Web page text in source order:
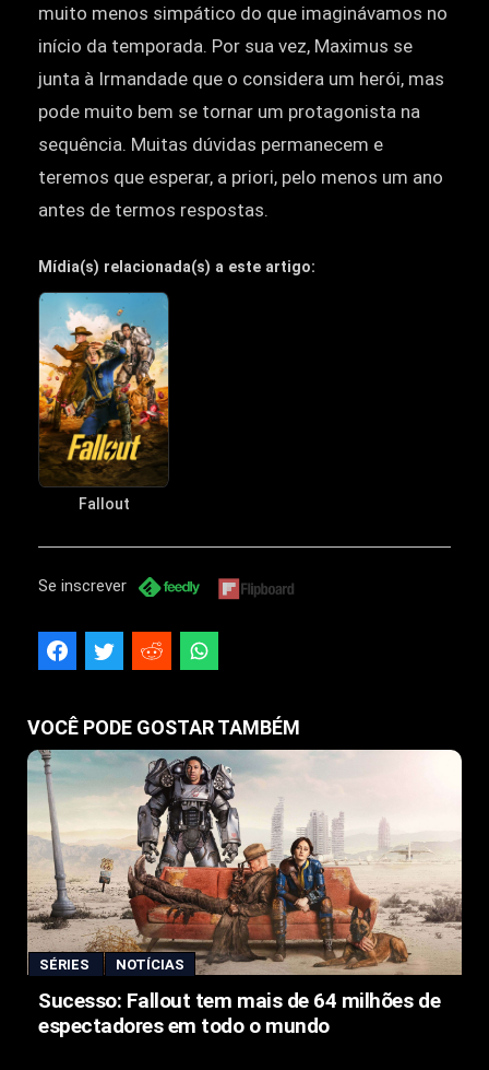
muito menos simpático do que imaginávamos no
início da temporada. Por sua vez, Maximus se
junta à Irmandade que o considera um herói, mas
pode muito bem se tornar um protagonista na
sequência. Muitas dúvidas permanecem e
teremos que esperar, a priori, pelo menos um ano
antes de termos respostas.
Mídia(s) relacionada(s) a este artigo:
Fallout
Se inscrever
VOCÊ PODE GOSTAR TAMBÉM
SÉRIES NOTÍCIAS
Sucesso: Fallout tem mais de 64 milhões de
espectadores em todo o mundo